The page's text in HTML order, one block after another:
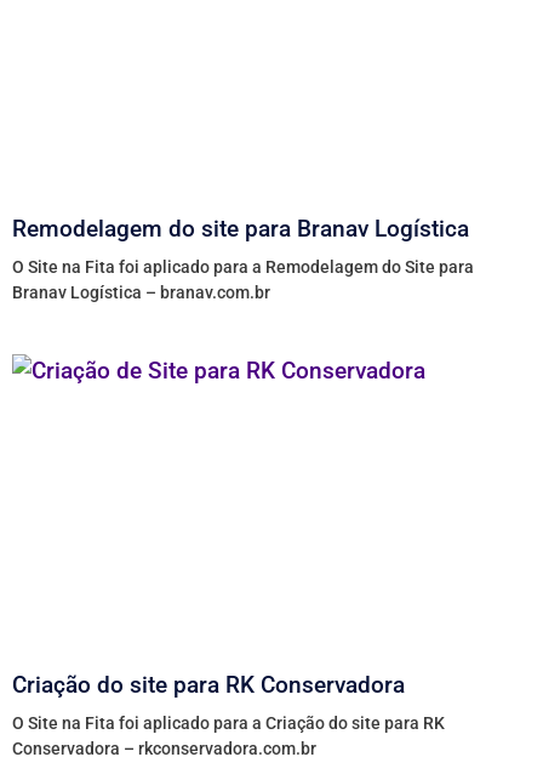
Remodelagem do site para Branav Logística
O Site na Fita foi aplicado para a Remodelagem do Site para
Branav Logística – branav.com.br
Criação do site para RK Conservadora
O Site na Fita foi aplicado para a Criação do site para RK
Conservadora – rkconservadora.com.br